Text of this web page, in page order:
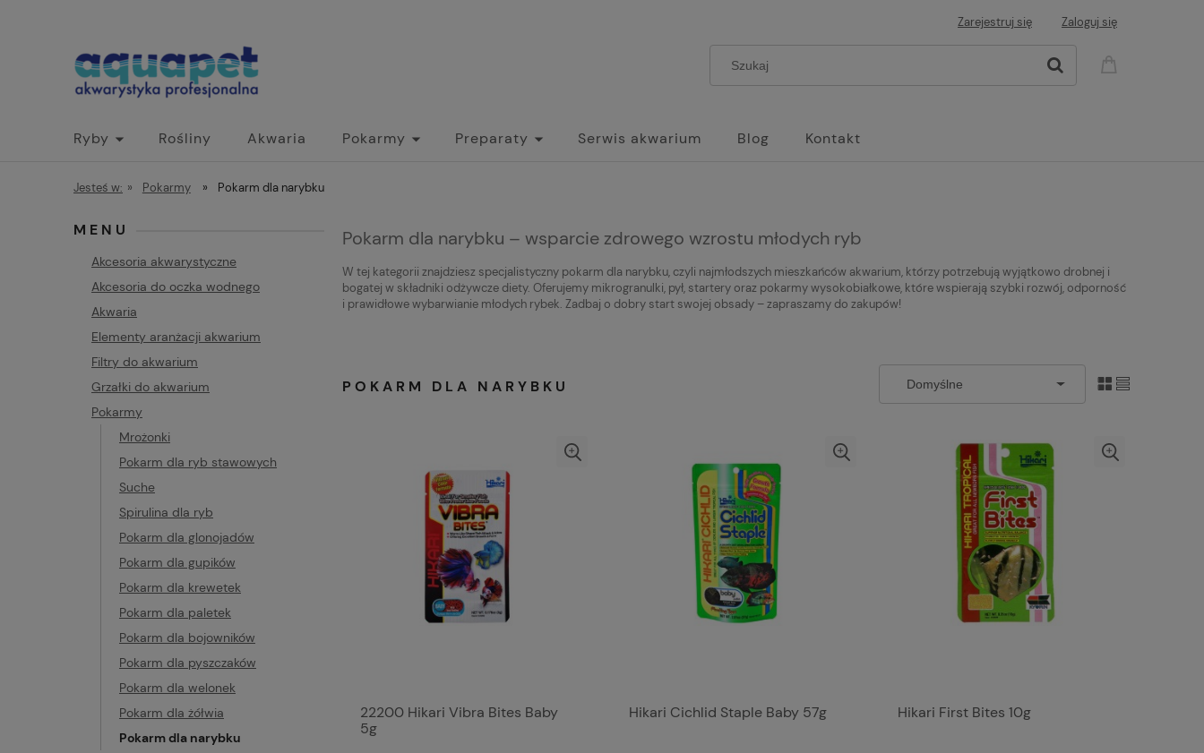
Zarejestruj się Zaloguj się
Ryby Rośliny Akwaria Pokarmy Preparaty Serwis akwarium Blog Kontakt
Jesteś w: » Pokarmy » Pokarm dla narybku
MENU
Akcesoria akwarystyczne
Akcesoria do oczka wodnego
Akwaria
Elementy aranżacji akwarium
Filtry do akwarium
Grzałki do akwarium
Pokarmy
Mrożonki
Pokarm dla ryb stawowych
Suche
Spirulina dla ryb
Pokarm dla glonojadów
Pokarm dla gupików
Pokarm dla krewetek
Pokarm dla paletek
Pokarm dla bojowników
Pokarm dla pyszczaków
Pokarm dla welonek
Pokarm dla żółwia
Pokarm dla narybku
Pokarm dla narybku – wsparcie zdrowego wzrostu młodych ryb
W tej kategorii znajdziesz specjalistyczny pokarm dla narybku, czyli najmłodszych mieszkańców akwarium, którzy potrzebują wyjątkowo drobnej i
bogatej w składniki odżywcze diety. Oferujemy mikrogranulki, pył, startery oraz pokarmy wysokobiałkowe, które wspierają szybki rozwój, odporność
i prawidłowe wybarwianie młodych rybek. Zadbaj o dobry start swojej obsady – zapraszamy do zakupów!
POKARM DLA NARYBKU
22200 Hikari Vibra Bites Baby
5g
Hikari Cichlid Staple Baby 57g Hikari First Bites 10g